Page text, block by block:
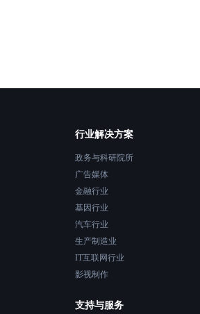
行业解决方案
政务与科研院所
广告媒体
金融行业
基因行业
汽车行业
生产制造业
IT互联网行业
影视制作
支持与服务